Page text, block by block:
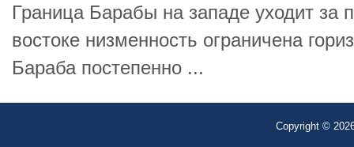
Граница Барабы на западе уходит за
востоке низменность ограничена
Бараба постепенно ...
Copyright ©